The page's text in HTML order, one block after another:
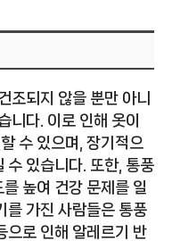
조되지 않을 뿐만 아니
니다. 이로 인해 옷이
수 있으며, 장기적으
수 있습니다. 또한, 통풍
높여 건강 문제를 일
를 가진 사람들은 통풍
으로 인해 알레르기 반